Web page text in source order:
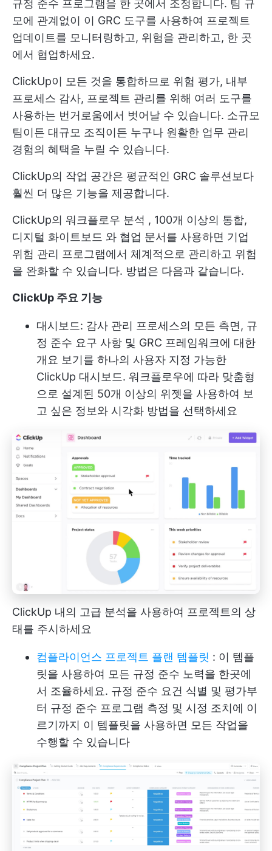
규정 준수 프로그램을 한 곳에서 조정합니다. 팀 규
모에 관계없이 이 GRC 도구를 사용하여 프로젝트
업데이트를 모니터링하고, 위험을 관리하고, 한 곳
에서 협업하세요.
ClickUp이 모든 것을 통합하므로 위험 평가, 내부
프로세스 감사, 프로젝트 관리를 위해 여러 도구를
사용하는 번거로움에서 벗어날 수 있습니다. 소규모
팀이든 대규모 조직이든 누구나 원활한 업무 관리
경험의 혜택을 누릴 수 있습니다.
ClickUp의 작업 공간은 평균적인 GRC 솔루션보다
훨씬 더 많은 기능을 제공합니다.
ClickUp의 워크플로우 분석 , 100개 이상의 통합,
디지털 화이트보드 와 협업 문서를 사용하면 기업
위험 관리 프로그램에서 체계적으로 관리하고 위험
을 완화할 수 있습니다. 방법은 다음과 같습니다.
ClickUp 주요 기능
대시보드: 감사 관리 프로세스의 모든 측면, 규
정 준수 요구 사항 및 GRC 프레임워크에 대한
개요 보기를 하나의 사용자 지정 가능한
ClickUp 대시보드. 워크플로우에 따라 맞춤형
으로 설계된 50개 이상의 위젯을 사용하여 보
고 싶은 정보와 시각화 방법을 선택하세요
ClickUp 내의 고급 분석을 사용하여 프로젝트의 상
태를 주시하세요
컴플라이언스 프로젝트 플랜 템플릿 : 이 템플
릿을 사용하여 모든 규정 준수 노력을 한곳에
서 조율하세요. 규정 준수 요건 식별 및 평가부
터 규정 준수 프로그램 측정 및 시정 조치에 이
르기까지 이 템플릿을 사용하면 모든 작업을
수행할 수 있습니다